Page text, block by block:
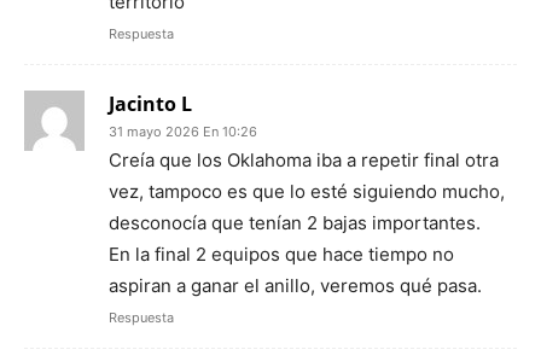
Respuesta
Jacinto L
31 mayo 2026 En 10:26
Creía que los Oklahoma iba a repetir final otra
vez, tampoco es que lo esté siguiendo mucho,
desconocía que tenían 2 bajas importantes.
En la final 2 equipos que hace tiempo no
aspiran a ganar el anillo, veremos qué pasa.
Respuesta